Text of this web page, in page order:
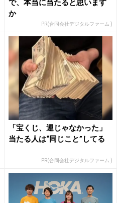
で、本当に当たると思います
か
PR(合同会社デジタルファーム )
「宝くじ、運じゃなかった」
当たる人は“同じこと”してる
PR(合同会社デジタルファーム )